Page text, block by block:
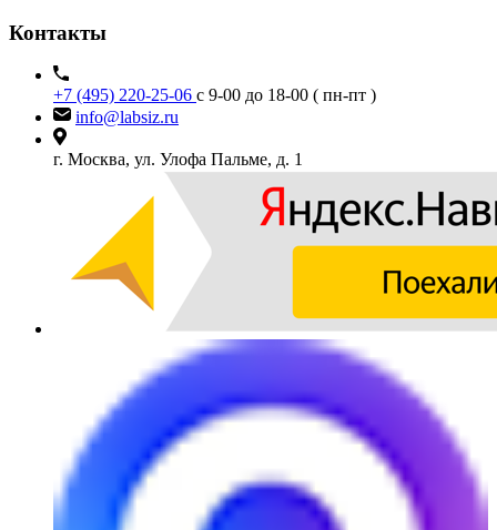
Контакты
+7 (495) 220-25-06 с 9-00 до 18-00 ( пн-пт )
info@labsiz.ru
г. Москва, ул. Улофа Пальме, д. 1